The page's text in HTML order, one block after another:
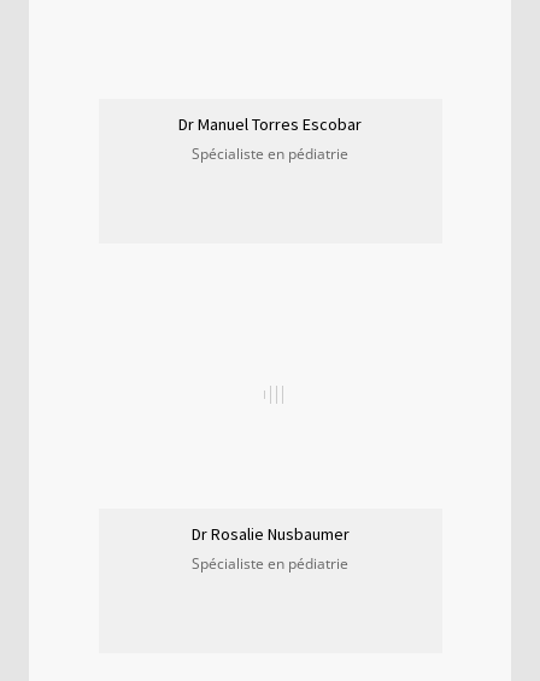
Dr Manuel Torres Escobar
Spécialiste en pédiatrie
Dr Rosalie Nusbaumer
Spécialiste en pédiatrie